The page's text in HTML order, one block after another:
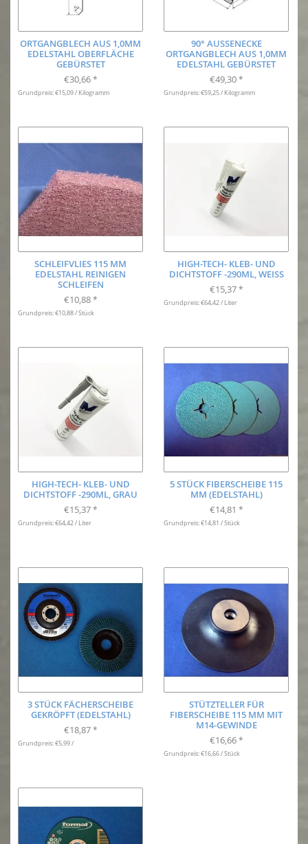
ORTGANGBLECH AUS 1,0MM
EDELSTAHL OBERFLÄCHE
GEBÜRSTET
€30,66 *
Grundpreis: €15,09 / Kilogramm
90° AUSSENECKE O
RTGANGBLECH AUS 1,0MM E
DELSTAHL GEBÜRSTET
€49,30 *
Grundpreis: €59,25 / Kilogramm
SCHLEIFVLIES 115 MM
EDELSTAHL REINIGEN
SCHLEIFEN
€10,88 *
Grundpreis: €10,88 / Stück
HIGH-TECH- KLEB- UND
DICHTSTOFF -290ML, WEISS
€15,37 *
Grundpreis: €64,42 / Liter
HIGH-TECH- KLEB- UND
DICHTSTOFF -290ML, GRAU
€15,37 *
Grundpreis: €64,42 / Liter
5 STÜCK FIBERSCHEIBE 115
MM (EDELSTAHL)
€14,81 *
Grundpreis: €14,81 / Stück
3 STÜCK FÄCHERSCHEIBE
GEKRÖPFT (EDELSTAHL)
€18,87 *
Grundpreis: €5,99 /
STÜTZTELLER FÜR
FIBERSCHEIBE 115 MM MIT
M14-GEWINDE
€16,66 *
Grundpreis: €16,66 / Stück